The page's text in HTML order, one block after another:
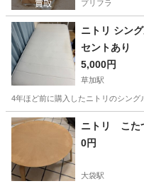
プリフラ
ニトリ シン
セントあり
5,000円
草加駅
4年ほど前に購入したニトリのシン
埼玉 草加市 草加駅 ベ
ニトリ こた
0円
大袋駅